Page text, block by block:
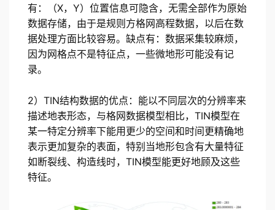
有：（X，Y）位置信息可隐含，无需全部作为原始
数据存储，由于是规则方格网高程数据，以后在数
据处理方面比较容易。缺点有：数据采集较麻烦，
因为网格点不是特征点，一些微地形可能没有记
录。
2）TIN结构数据的优点：能以不同层次的分辨率来
描述地表形态，与格网数据模型相比，TIN模型在
某一特定分辨率下能用更少的空间和时间更精确地
表示更加复杂的表面，特别当地形包含有大量特征
如断裂线、构造线时，TIN模型能更好地顾及这些
特征。